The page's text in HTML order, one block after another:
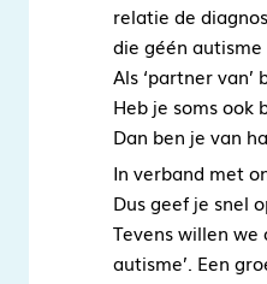
relatie de
die géén
Als ‘partner
Heb je soms
Dan ben je van
In verband met
Dus geef je snel
Tevens willen we
autisme’. Een